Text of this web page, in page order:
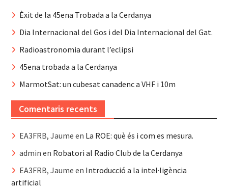
Èxit de la 45ena Trobada a la Cerdanya
Dia Internacional del Gos i del Dia Internacional del Gat.
Radioastronomia durant l’eclipsi
45ena trobada a la Cerdanya
MarmotSat: un cubesat canadenc a VHF i 10m
Comentaris recents
EA3FRB, Jaume en La ROE: què és i com es mesura.
admin en Robatori al Radio Club de la Cerdanya
EA3FRB, Jaume en Introducció a la intel·ligència
artificial